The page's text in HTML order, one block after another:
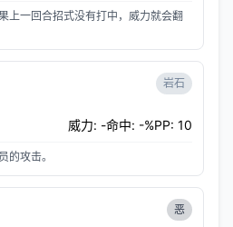
上一回合招式没有打中，威力就会翻
岩石
威力: -命中: -%PP: 10
的攻击。
恶